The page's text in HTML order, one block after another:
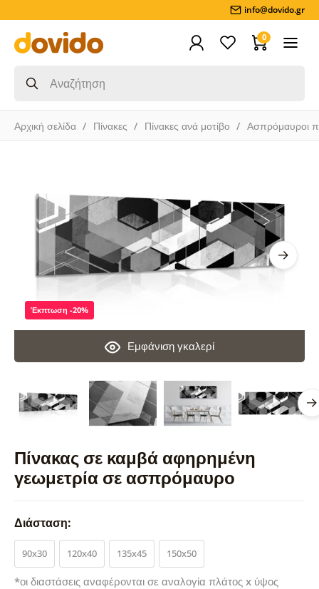
info@dovido.gr
0
Αρχική σελίδα Πίνακες Πίνακες ανά μοτίβο Ασπρόμαυροι
Πίνακας σε καμβά αφηρημένη
γεωμετρία σε ασπρόμαυρο
Εμφάνιση γκαλερί
Έκπτωση -20%
Διάσταση:
90x30 120x40 135x45 150x50
*οι διαστάσεις αναφέρονται σε αναλογία πλάτος x ύψος